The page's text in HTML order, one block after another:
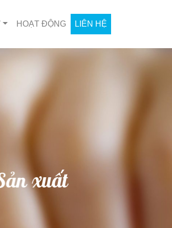
HOẠT ĐỘNG LIÊN HỆ